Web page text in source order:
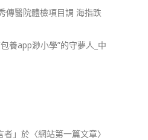
傳醫院體檢項目調 海指跌
養app渺小學”的守夢人_中
者 」於〈網站第一篇文章〉